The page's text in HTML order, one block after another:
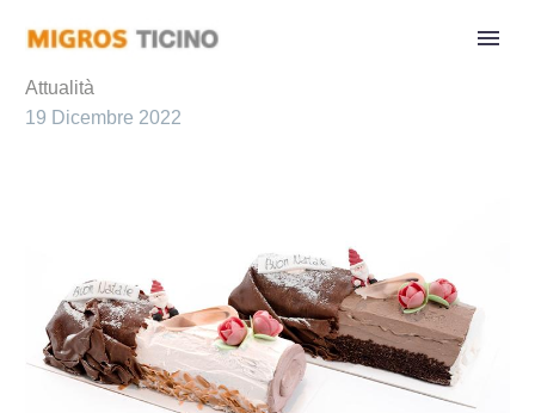
Attualità
19 Dicembre 2022